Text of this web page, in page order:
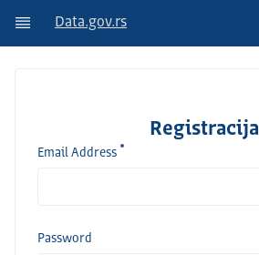
Data.gov.rs
Registracija
Email Address
Password